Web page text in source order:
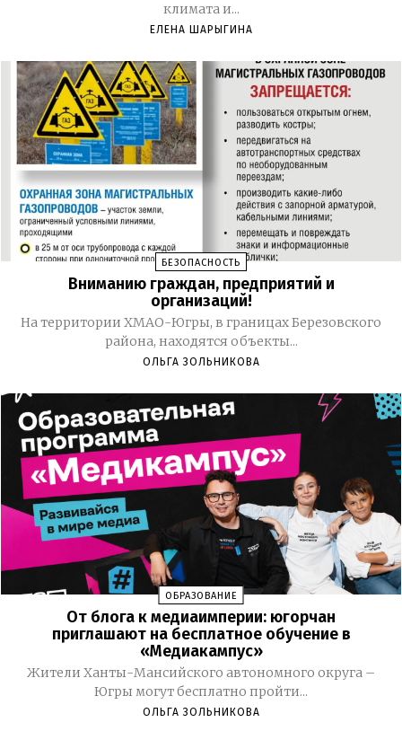
климата и...
ЕЛЕНА ШАРЫГИНА
БЕЗОПАСНОСТЬ
Вниманию граждан, предприятий и
организаций!
На территории ХМАО-Югры, в границах Березовского
района, находятся объекты...
ОЛЬГА ЗОЛЬНИКОВА
ОБРАЗОВАНИЕ
От блога к медиаимперии: югорчан
приглашают на бесплатное обучение в
«Медиакампус»
Жители Ханты-Мансийского автономного округа –
Югры могут бесплатно пройти...
ОЛЬГА ЗОЛЬНИКОВА